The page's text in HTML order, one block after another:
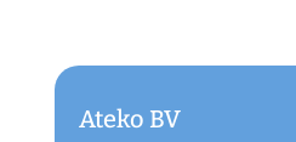
Ateko BV